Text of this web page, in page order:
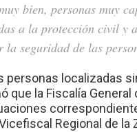
bien, personas muy
a la protección civil y a
la seguridad de las
personas localizadas
que la Fiscalía General
Regional de la